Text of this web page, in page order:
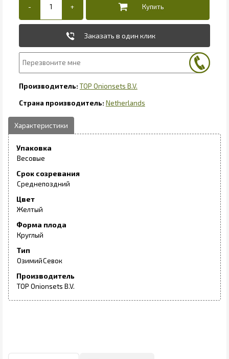
Заказать в один клик
TOP Onionsets B.V.
Netherlands
Упаковка
Весовые
Срок созревания
Среднепоздний
Цвет
Желтый
Форма плода
Круглый
Тип
ОзимийСевок
Производитель
TOP Onionsets B.V.